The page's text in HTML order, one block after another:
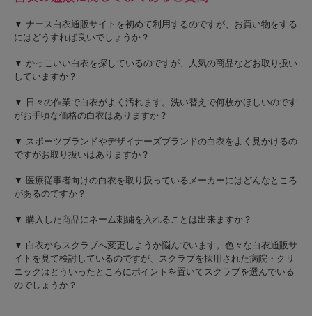
▼ ナース白衣通販サイトを初めて利用するのですが、お買い物をする
にはどうすれば良いでしょうか？
▼ かっこいい白衣を探しているのですが、人気の商品などお取り扱い
していますか？
▼ 日々の作業で白衣がよく汚れます。洗い替えで何枚かほしいのです
がお手頃な価格の白衣はありますか？
▼ スポーツブランドやデザイナーズブランドの白衣をよく見かけるの
ですがお取り扱いはありますか？
▼ 医療従事者向けの白衣を取り扱っているメーカーにはどんなところ
があるのですか？
▼ 購入した商品にネーム刺繍を入れることは出来ますか？
▼ 白衣からスクラブへ変更しようか悩んでいます。色々な白衣通販サ
イトを見て検討しているのですが、スクラブを採用された病院・クリ
ニックはどういったところにポイントを置いてスクラブを選んでいる
のでしょうか？